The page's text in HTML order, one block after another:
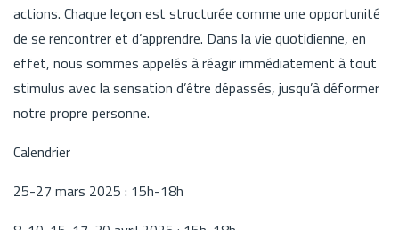
actions. Chaque leçon est structurée comme une opportunité
de se rencontrer et d’apprendre. Dans la vie quotidienne, en
effet, nous sommes appelés à réagir immédiatement à tout
stimulus avec la sensation d’être dépassés, jusqu’à déformer
notre propre personne.
Calendrier
25-27 mars 2025 : 15h-18h